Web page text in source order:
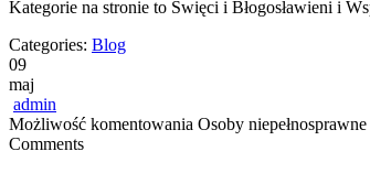
Kategorie na stronie to Święci i Błogosławieni i
Categories: Blog
09
maj
admin
Możliwość komentowania Osoby niepełnosprawne
Comments